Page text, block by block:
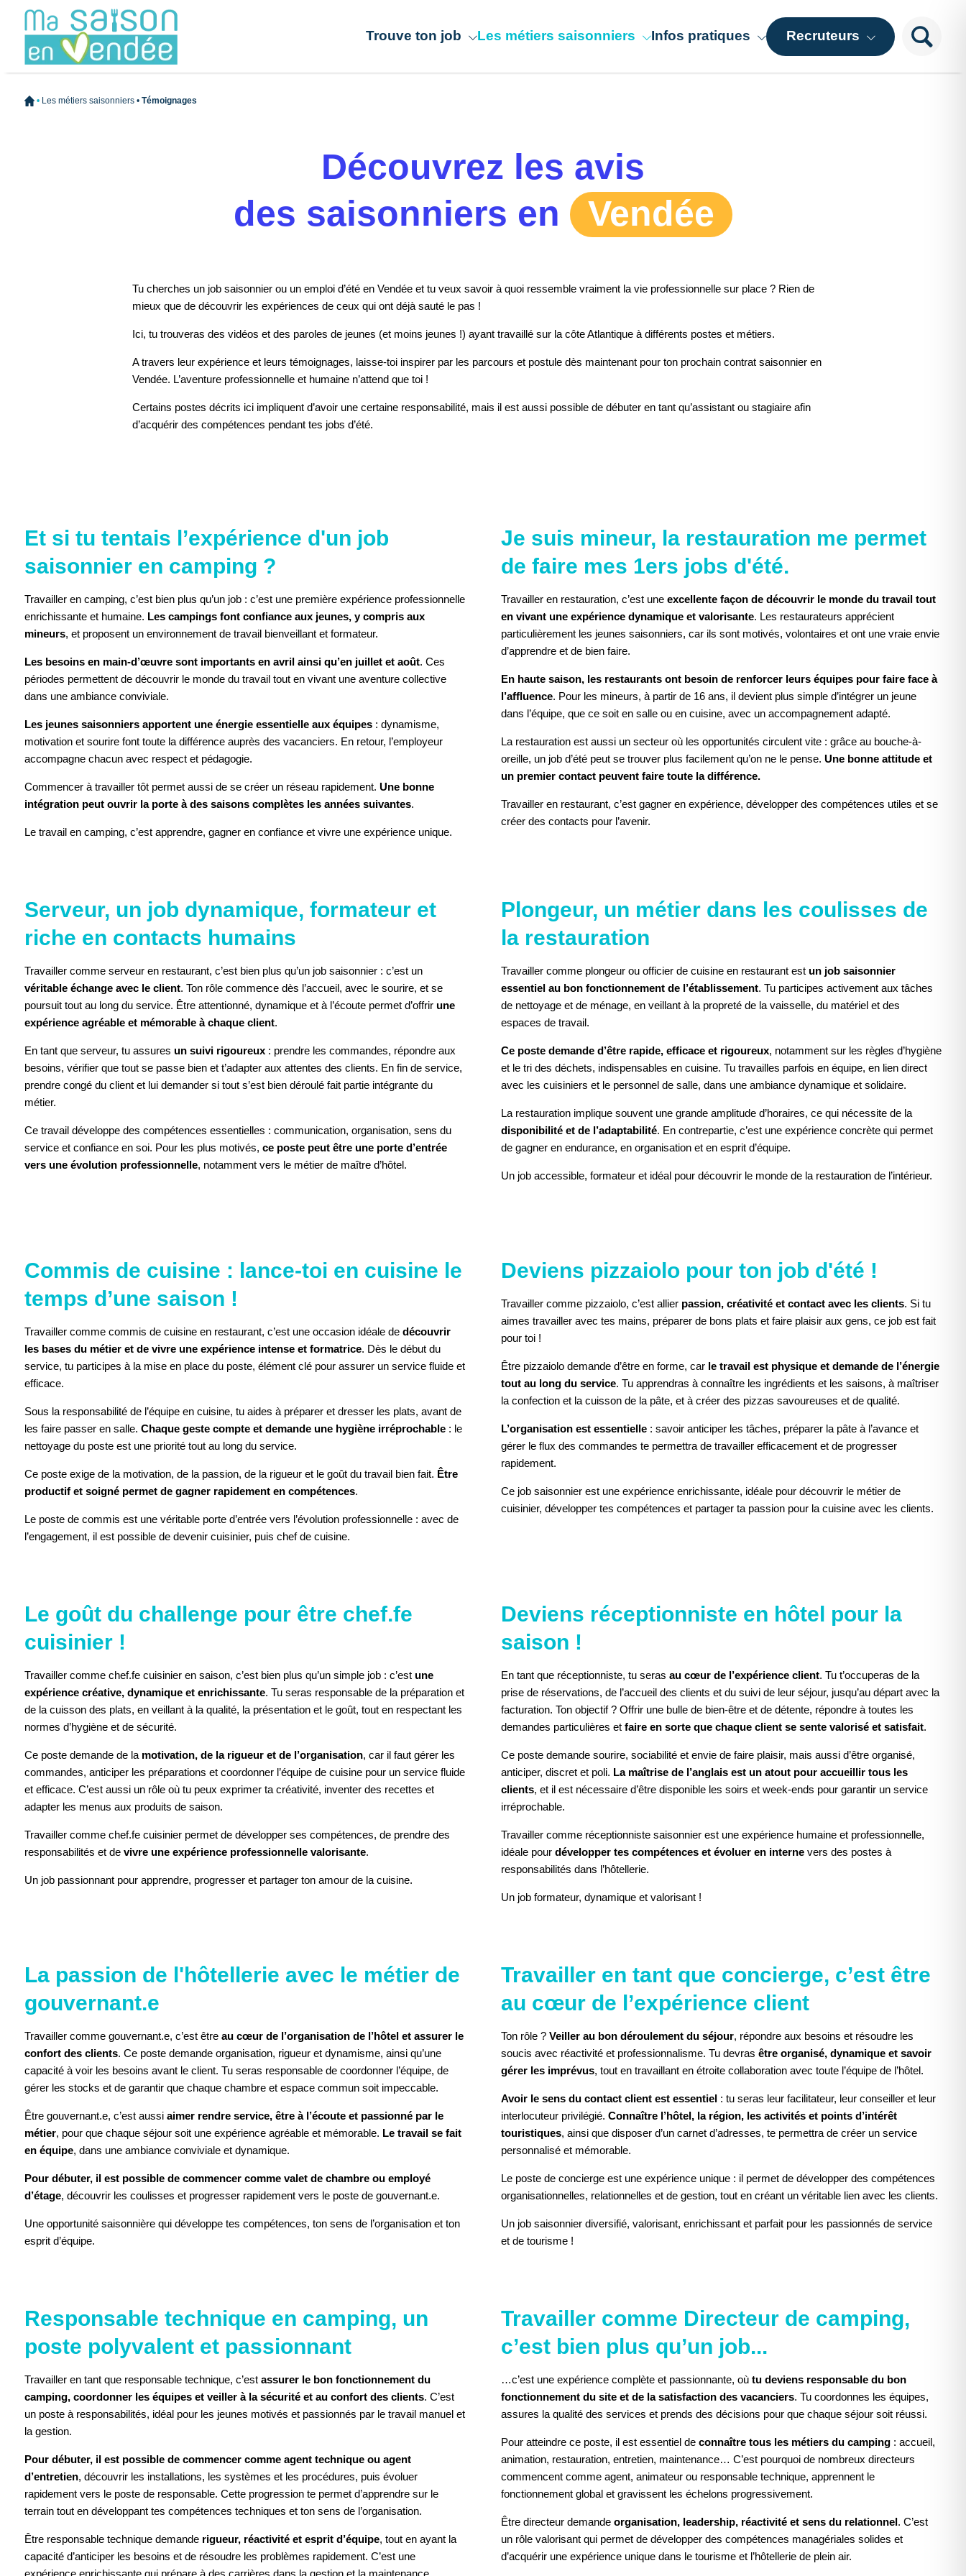
Trouve ton job Les métiers saisonniers Infos pratiques
Les organismes pour m’aider
Recruteurs
Les aides à l’embauche
• Les métiers saisonniers •Témoignages
Découvrez les avis
des saisonniers en
Vendée
Tu cherches un job saisonnier ou un emploi d’été en Vendée et tu veux savoir à quoi ressemble vraiment la vie professionnelle sur place ? Rien de
mieux que de découvrir les expériences de ceux qui ont déjà sauté le pas !
Ici, tu trouveras des vidéos et des paroles de jeunes (et moins jeunes !) ayant travaillé sur la côte Atlantique à différents postes et métiers.
A travers leur expérience et leurs témoignages, laisse-toi inspirer par les parcours et postule dès maintenant pour ton prochain contrat saisonnier en
Vendée. L’aventure professionnelle et humaine n’attend que toi !
Certains postes décrits ici impliquent d’avoir une certaine responsabilité, mais il est aussi possible de débuter en tant qu’assistant ou stagiaire afin
d’acquérir des compétences pendant tes jobs d’été.
L'ÉLÉMENT
Et si tu tentais l’expérience d'un job
saisonnier en camping ?
Travailler en camping, c’est bien plus qu’un job : c’est une première expérience professionnelle
enrichissante et humaine. Les campings font confiance aux jeunes, y compris aux
mineurs, et proposent un environnement de travail bienveillant et formateur.
Les besoins en main-d’œuvre sont importants en avril ainsi qu’en juillet et août. Ces
périodes permettent de découvrir le monde du travail tout en vivant une aventure collective
dans une ambiance conviviale.
Les jeunes saisonniers apportent une énergie essentielle aux équipes: dynamisme,
motivation et sourire font toute la différence auprès des vacanciers. En retour, l’employeur
accompagne chacun avec respect et pédagogie.
Commencer à travailler tôt permet aussi de se créer un réseau rapidement. Une bonne
intégration peut ouvrir la porte à des saisons complètes les années suivantes.
Le travail en camping, c’est apprendre, gagner en confiance et vivre une expérience unique.
L'ÉLÉMENT
Je suis mineur, la restauration me permet
de faire mes 1ers jobs d'été.
Travailler en restauration, c’est une excellente façon de découvrir le monde du travail tout
en vivant une expérience dynamique et valorisante. Les restaurateurs apprécient
particulièrement les jeunes saisonniers, car ils sont motivés, volontaires et ont une vraie envie
d’apprendre et de bien faire.
En haute saison, les restaurants ont besoin de renforcer leurs équipes pour faire face à
l’affluence. Pour les mineurs, à partir de 16 ans, il devient plus simple d’intégrer un jeune
dans l’équipe, que ce soit en salle ou en cuisine, avec un accompagnement adapté.
La restauration est aussi un secteur où les opportunités circulent vite : grâce au bouche-à-
oreille, un job d’été peut se trouver plus facilement qu’on ne le pense. Une bonne attitude et
un premier contact peuvent faire toute la différence.
Travailler en restaurant, c’est gagner en expérience, développer des compétences utiles et se
créer des contacts pour l’avenir.
L'ÉLÉMENT
Serveur, un job dynamique, formateur et
riche en contacts humains
Travailler comme serveur en restaurant, c’est bien plus qu’un job saisonnier : c’est un
véritable échange avec le client. Ton rôle commence dès l’accueil, avec le sourire, et se
poursuit tout au long du service. Être attentionné, dynamique et à l’écoute permet d’offrir une
expérience agréable et mémorable à chaque client.
En tant que serveur, tu assures un suivi rigoureux: prendre les commandes, répondre aux
besoins, vérifier que tout se passe bien et t’adapter aux attentes des clients. En fin de service,
prendre congé du client et lui demander si tout s’est bien déroulé fait partie intégrante du
métier.
Ce travail développe des compétences essentielles : communication, organisation, sens du
service et confiance en soi. Pour les plus motivés, ce poste peut être une porte d’entrée
vers une évolution professionnelle, notamment vers le métier de maître d’hôtel.
L'ÉLÉMENT
Plongeur, un métier dans les coulisses de
la restauration
Travailler comme plongeur ou officier de cuisine en restaurant est un job saisonnier
essentiel au bon fonctionnement de l’établissement. Tu participes activement aux tâches
de nettoyage et de ménage, en veillant à la propreté de la vaisselle, du matériel et des
espaces de travail.
Ce poste demande d’être rapide, efficace et rigoureux, notamment sur les règles d’hygiène
et le tri des déchets, indispensables en cuisine. Tu travailles parfois en équipe, en lien direct
avec les cuisiniers et le personnel de salle, dans une ambiance dynamique et solidaire.
La restauration implique souvent une grande amplitude d’horaires, ce qui nécessite de la
disponibilité et de l’adaptabilité. En contrepartie, c’est une expérience concrète qui permet
de gagner en endurance, en organisation et en esprit d’équipe.
Un job accessible, formateur et idéal pour découvrir le monde de la restauration de l’intérieur.
L'ÉLÉMENT
Commis de cuisine : lance-toi en cuisine le
temps d’une saison !
Travailler comme commis de cuisine en restaurant, c’est une occasion idéale de découvrir
les bases du métier et de vivre une expérience intense et formatrice. Dès le début du
service, tu participes à la mise en place du poste, élément clé pour assurer un service fluide et
efficace.
Sous la responsabilité de l’équipe en cuisine, tu aides à préparer et dresser les plats, avant de
les faire passer en salle. Chaque geste compte et demande une hygiène irréprochable: le
nettoyage du poste est une priorité tout au long du service.
Ce poste exige de la motivation, de la passion, de la rigueur et le goût du travail bien fait. Être
productif et soigné permet de gagner rapidement en compétences.
Le poste de commis est une véritable porte d’entrée vers l’évolution professionnelle : avec de
l’engagement, il est possible de devenir cuisinier, puis chef de cuisine.
L'ÉLÉMENT
Deviens pizzaiolo pour ton job d'été !
Travailler comme pizzaiolo, c’est allier passion, créativité et contact avec les clients. Si tu
aimes travailler avec tes mains, préparer de bons plats et faire plaisir aux gens, ce job est fait
pour toi !
Être pizzaiolo demande d’être en forme, car le travail est physique et demande de l’énergie
tout au long du service. Tu apprendras à connaître les ingrédients et les saisons, à maîtriser
la confection et la cuisson de la pâte, et à créer des pizzas savoureuses et de qualité.
L’organisation est essentielle: savoir anticiper les tâches, préparer la pâte à l’avance et
gérer le flux des commandes te permettra de travailler efficacement et de progresser
rapidement.
Ce job saisonnier est une expérience enrichissante, idéale pour découvrir le métier de
cuisinier, développer tes compétences et partager ta passion pour la cuisine avec les clients.
L'ÉLÉMENT
Le goût du challenge pour être chef.fe
cuisinier !
Travailler comme chef.fe cuisinier en saison, c’est bien plus qu’un simple job : c’est une
expérience créative, dynamique et enrichissante. Tu seras responsable de la préparation et
de la cuisson des plats, en veillant à la qualité, la présentation et le goût, tout en respectant les
normes d’hygiène et de sécurité.
Ce poste demande de la motivation, de la rigueur et de l’organisation, car il faut gérer les
commandes, anticiper les préparations et coordonner l’équipe de cuisine pour un service fluide
et efficace. C’est aussi un rôle où tu peux exprimer ta créativité, inventer des recettes et
adapter les menus aux produits de saison.
Travailler comme chef.fe cuisinier permet de développer ses compétences, de prendre des
responsabilités et de vivre une expérience professionnelle valorisante.
Un job passionnant pour apprendre, progresser et partager ton amour de la cuisine.
L'ÉLÉMENT
Deviens réceptionniste en hôtel pour la
saison !
En tant que réceptionniste, tu seras au cœur de l’expérience client. Tu t’occuperas de la
prise de réservations, de l’accueil des clients et du suivi de leur séjour, jusqu’au départ avec la
facturation. Ton objectif ? Offrir une bulle de bien-être et de détente, répondre à toutes les
demandes particulières et faire en sorte que chaque client se sente valorisé et satisfait.
Ce poste demande sourire, sociabilité et envie de faire plaisir, mais aussi d’être organisé,
anticiper, discret et poli. La maîtrise de l’anglais est un atout pour accueillir tous les
clients, et il est nécessaire d’être disponible les soirs et week-ends pour garantir un service
irréprochable.
Travailler comme réceptionniste saisonnier est une expérience humaine et professionnelle,
idéale pour développer tes compétences et évoluer en internevers des postes à
responsabilités dans l’hôtellerie.
Un job formateur, dynamique et valorisant !
L'ÉLÉMENT
La passion de l'hôtellerie avec le métier de
gouvernant.e
Travailler comme gouvernant.e, c’est être au cœur de l’organisation de l’hôtel et assurer le
confort des clients. Ce poste demande organisation, rigueur et dynamisme, ainsi qu’une
capacité à voir les besoins avant le client. Tu seras responsable de coordonner l’équipe, de
gérer les stocks et de garantir que chaque chambre et espace commun soit impeccable.
Être gouvernant.e, c’est aussi aimer rendre service, être à l’écoute et passionné par le
métier, pour que chaque séjour soit une expérience agréable et mémorable. Le travail se fait
en équipe, dans une ambiance conviviale et dynamique.
Pour débuter, il est possible de commencer comme valet de chambre ou employé
d’étage, découvrir les coulisses et progresser rapidement vers le poste de gouvernant.e.
Une opportunité saisonnière qui développe tes compétences, ton sens de l’organisation et ton
esprit d’équipe.
L'ÉLÉMENT
Travailler en tant que concierge, c’est être
au cœur de l’expérience client
Ton rôle ? Veiller au bon déroulement du séjour, répondre aux besoins et résoudre les
soucis avec réactivité et professionnalisme. Tu devras être organisé, dynamique et savoir
gérer les imprévus, tout en travaillant en étroite collaboration avec toute l’équipe de l’hôtel.
Avoir le sens du contact client est essentiel: tu seras leur facilitateur, leur conseiller et leur
interlocuteur privilégié. Connaître l’hôtel, la région, les activités et points d’intérêt
touristiques, ainsi que disposer d’un carnet d’adresses, te permettra de créer un service
personnalisé et mémorable.
Le poste de concierge est une expérience unique : il permet de développer des compétences
organisationnelles, relationnelles et de gestion, tout en créant un véritable lien avec les clients.
Un job saisonnier diversifié, valorisant, enrichissant et parfait pour les passionnés de service
et de tourisme !
L'ÉLÉMENT
Responsable technique en camping, un
poste polyvalent et passionnant
Travailler en tant que responsable technique, c’est assurer le bon fonctionnement du
camping, coordonner les équipes et veiller à la sécurité et au confort des clients. C’est
un poste à responsabilités, idéal pour les jeunes motivés et passionnés par le travail manuel et
la gestion.
Pour débuter, il est possible de commencer comme agent technique ou agent
d’entretien, découvrir les installations, les systèmes et les procédures, puis évoluer
rapidement vers le poste de responsable. Cette progression te permet d’apprendre sur le
terrain tout en développant tes compétences techniques et ton sens de l’organisation.
Être responsable technique demande rigueur, réactivité et esprit d’équipe, tout en ayant la
capacité d’anticiper les besoins et de résoudre les problèmes rapidement. C’est une
expérience enrichissante qui prépare à des carrières dans la gestion et la maintenance.
L'ÉLÉMENT
Travailler comme Directeur de camping,
c’est bien plus qu’un job...
…c’est une expérience complète et passionnante, où tu deviens responsable du bon
fonctionnement du site et de la satisfaction des vacanciers. Tu coordonnes les équipes,
assures la qualité des services et prends des décisions pour que chaque séjour soit réussi.
Pour atteindre ce poste, il est essentiel de connaître tous les métiers du camping: accueil,
animation, restauration, entretien, maintenance… C’est pourquoi de nombreux directeurs
commencent comme agent, animateur ou responsable technique, apprennent le
fonctionnement global et gravissent les échelons progressivement.
Être directeur demande organisation, leadership, réactivité et sens du relationnel. C’est
un rôle valorisant qui permet de développer des compétences managériales solides et
d’acquérir une expérience unique dans le tourisme et l’hôtellerie de plein air.